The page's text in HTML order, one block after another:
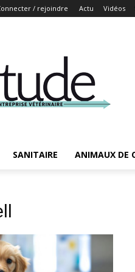
/ rejoindre Actu Vidéos
SANITAIRE ANIMAUX DE